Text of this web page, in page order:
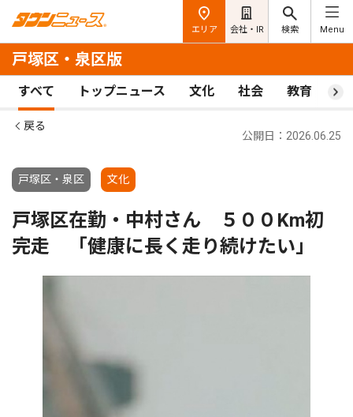
エリア 会社・IR 検索 Menu
戸塚区・泉区版
すべて トップニュース 文化 社会 教育 ス
戻る
戸塚区・泉区 文化
公開日：2026.06.25
戸塚区在勤・中村さん ５００Km初
完走 「健康に長く走り続けたい」